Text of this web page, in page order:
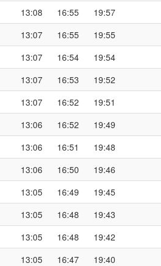
13:08 16:55 19:57
13:07 16:55 19:55
13:07 16:54 19:54
13:07 16:53 19:52
13:07 16:52 19:51
13:06 16:52 19:49
13:06 16:51 19:48
13:06 16:50 19:46
13:05 16:49 19:45
13:05 16:48 19:43
13:05 16:48 19:42
13:05 16:47 19:40